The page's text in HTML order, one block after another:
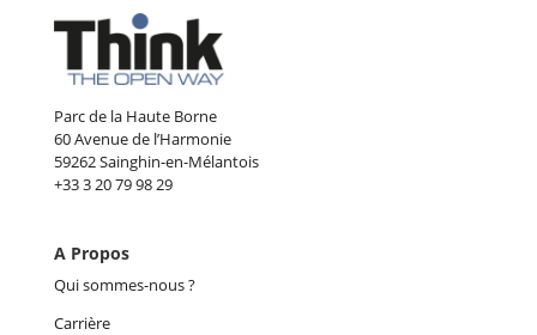
Parc de la Haute Borne
60 Avenue de l’Harmonie
59262 Sainghin-en-Mélantois
+33 3 20 79 98 29
A Propos
Qui sommes-nous ?
Carrière